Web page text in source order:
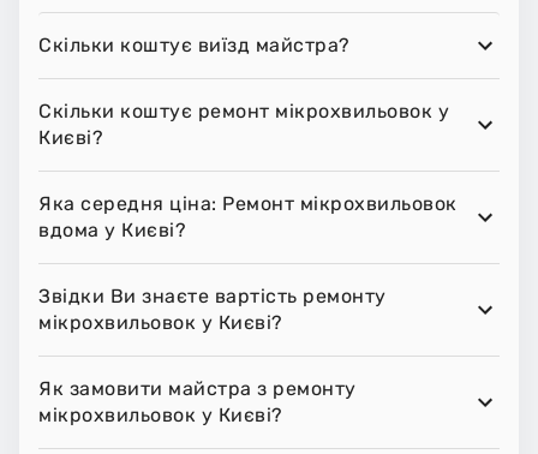
Скільки коштує виїзд майстра?
Скільки коштує ремонт мікрохвильовок у
Києві?
Яка середня ціна: Ремонт мікрохвильовок
вдома у Києві?
Звідки Ви знаєте вартість ремонту
мікрохвильовок у Києві?
Як замовити майстра з ремонту
мікрохвильовок у Києві?